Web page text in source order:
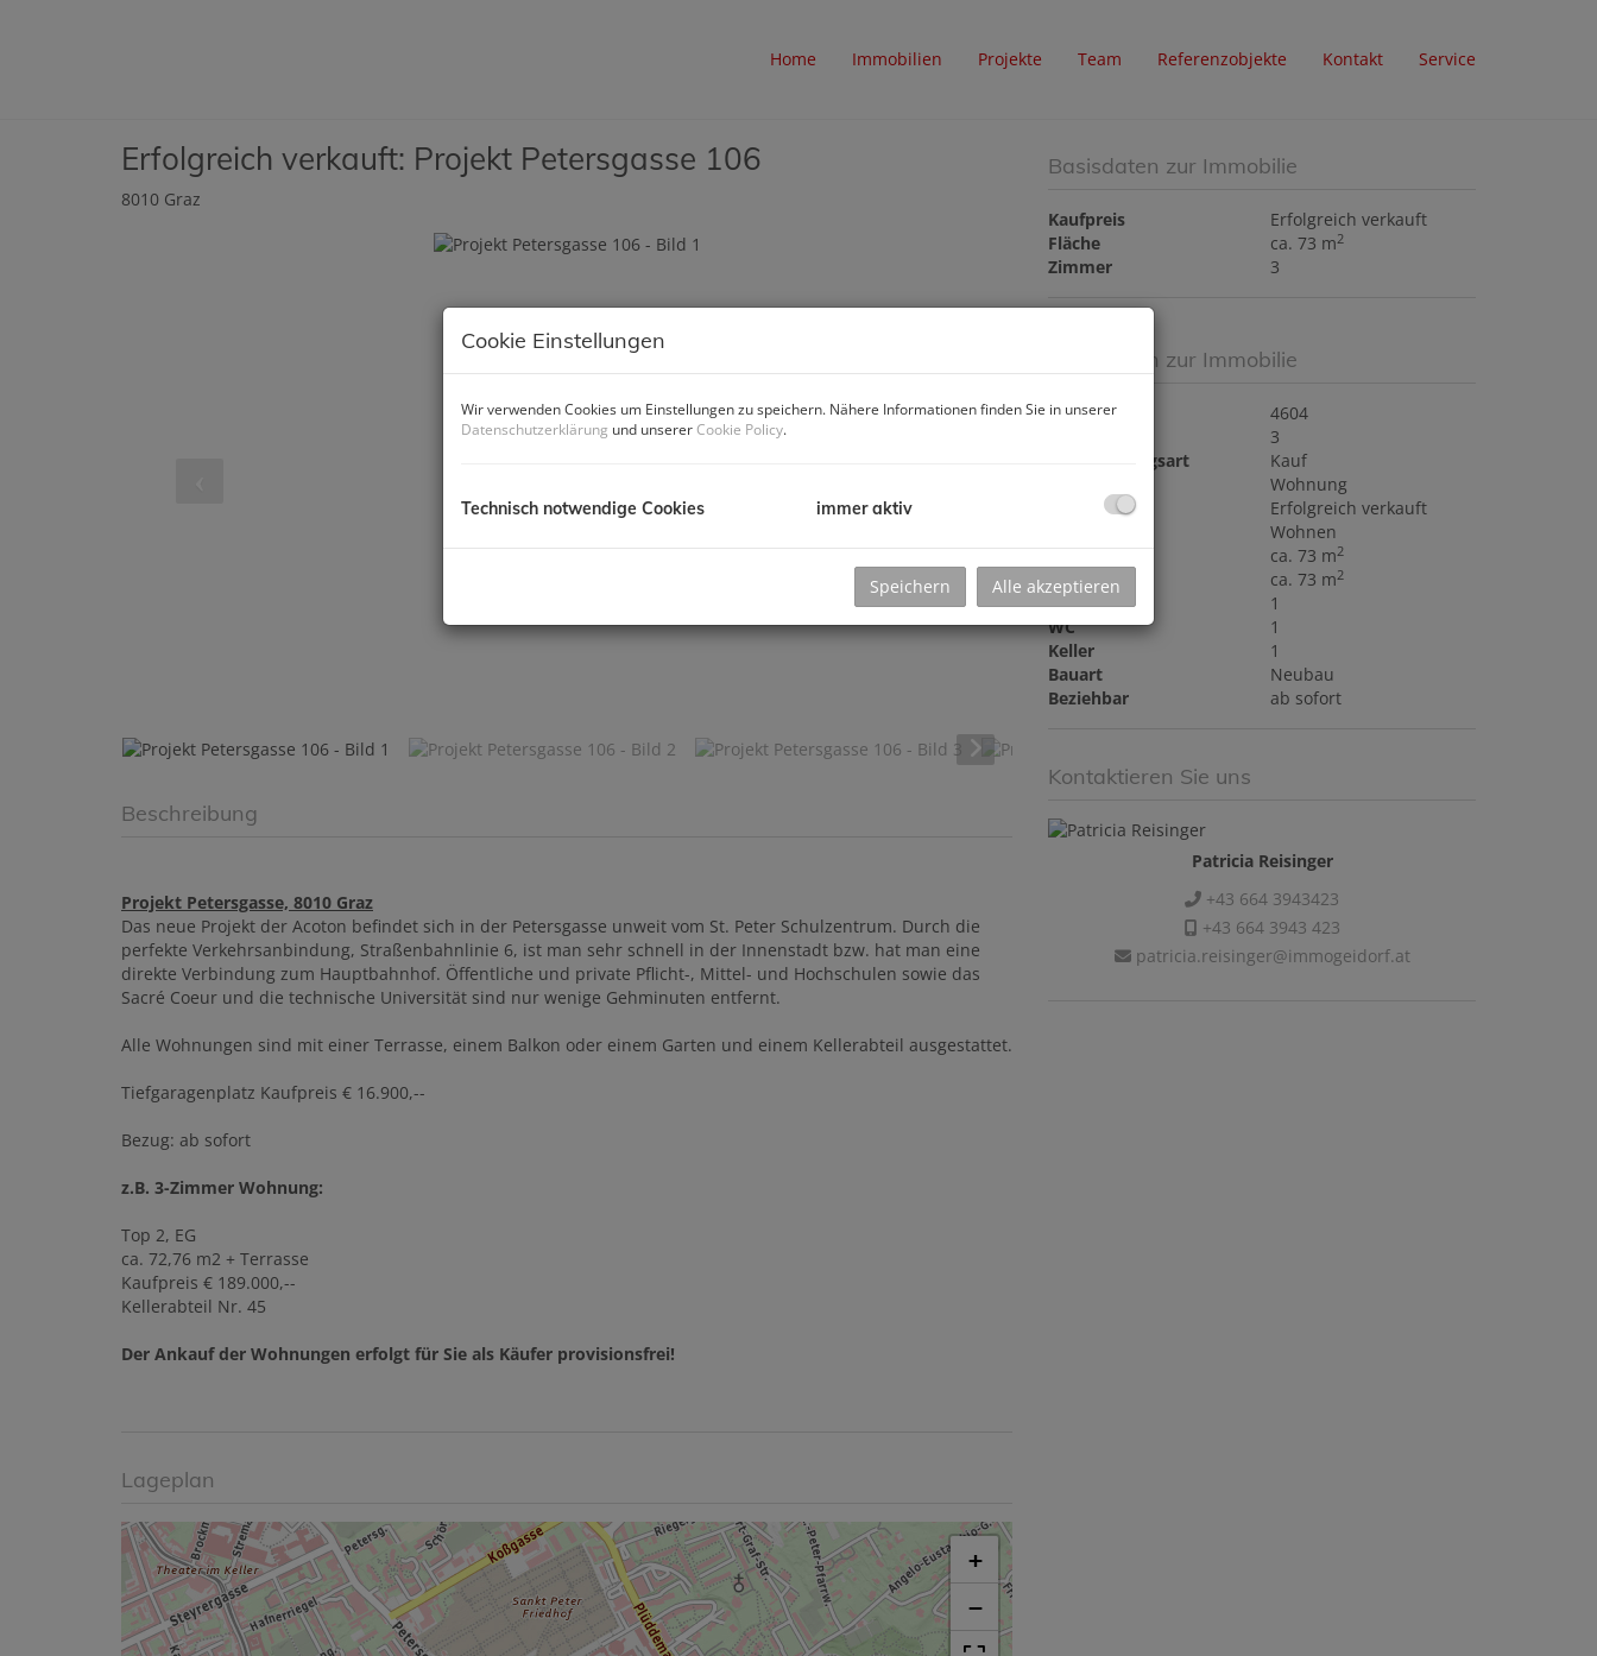
Home Immobilien Projekte Team Referenzobjekte Kontakt Service
Erfolgreich verkauft: Projekt Petersgasse 106
8010 Graz
Beschreibung
Projekt Petersgasse, 8010 Graz
Das neue Projekt der Acoton befindet sich in der Petersgasse unweit vom St. Peter Schulzentrum. Durch die
perfekte Verkehrsanbindung, Straßenbahnlinie 6, ist man sehr schnell in der Innenstadt bzw. hat man eine
direkte Verbindung zum Hauptbahnhof. Öffentliche und private Pflicht-, Mittel- und Hochschulen sowie das
Sacré Coeur und die technische Universität sind nur wenige Gehminuten entfernt.
Alle Wohnungen sind mit einer Terrasse, einem Balkon oder einem Garten und einem Kellerabteil ausgestattet.
Tiefgaragenplatz Kaufpreis € 16.900,--
Bezug: ab sofort
z.B. 3-Zimmer Wohnung:
Top 2, EG
ca. 72,76 m2 + Terrasse
Kaufpreis € 189.000,--
Kellerabteil Nr. 45
Der Ankauf der Wohnungen erfolgt für Sie als Käufer provisionsfrei!
Lageplan
+
−
Basisdaten zur Immobilie
Kaufpreis
Erfolgreich verkauft
Fläche
ca. 73 m2
Zimmer 3
Basisdaten zur Immobilie
Objektnr.
4604
3
Vermarktungsart
Kauf
Wohnung
Kaufpreis
Erfolgreich verkauft
Wohnen
Fläche
ca. 73 m2
Wohnfläche ca. 73 m2
Bäder
1
WC
1
Keller
1
Bauart
Neubau
Beziehbar
ab sofort
Kontaktieren Sie uns
Patricia Reisinger
+43 664 3943423
+43 664 3943 423
patricia.reisinger@immogeidorf.at
Cookie Einstellungen
Wir verwenden Cookies um Einstellungen zu speichern. Nähere Informationen finden Sie in unserer
Datenschutzerklärung und unsererCookie Policy.
Technisch notwendige Cookies immer aktiv
Speichern Alle akzeptieren